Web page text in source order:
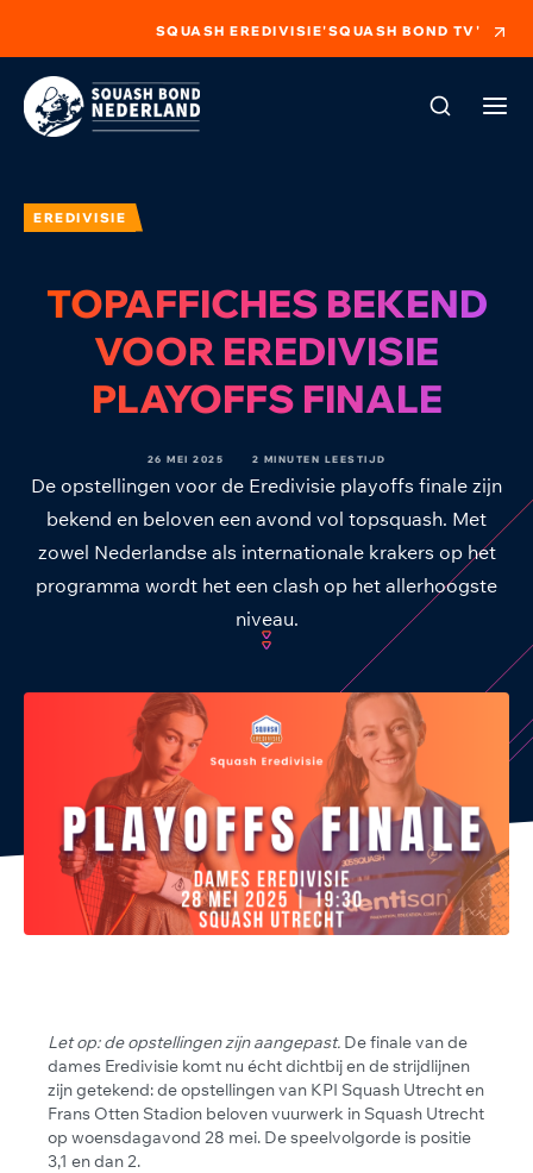
SQUASH EREDIVISIE'SQUASH BOND TV'
EREDIVISIE
TOPAFFICHES BEKEND
VOOR EREDIVISIE
PLAYOFFS FINALE
26 MEI 2025 2 MINUTEN LEESTIJD
De opstellingen voor de Eredivisie playoffs finale zijn
bekend en beloven een avond vol topsquash. Met
zowel Nederlandse als internationale krakers op het
programma wordt het een clash op het allerhoogste
niveau.
Let op: de opstellingen zijn aangepast. De finale van de
dames Eredivisie komt nu écht dichtbij en de strijdlijnen
zijn getekend: de opstellingen van KPI Squash Utrecht en
Frans Otten Stadion beloven vuurwerk in Squash Utrecht
op woensdagavond 28 mei. De speelvolgorde is positie
3,1 en dan 2.